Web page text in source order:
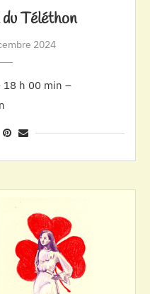
Téléthon
2024
h 00 min –